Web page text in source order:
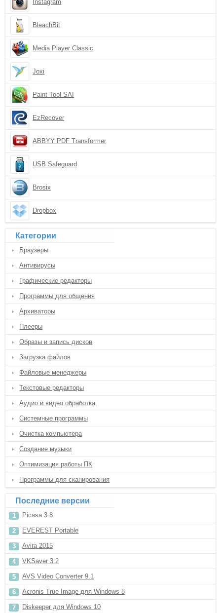
Instagram
BleachBit
Media Player Classic
Joxi
Paint Tool SAI
EzRecover
ABBYY PDF Transformer
USB Safeguard
Brosix
Dropbox
Категории
Браузеры
Антивирусы
Графические редакторы
Программы для общения
Архиваторы
Плееры
Образы и запись дисков
Загрузка файлов
Файловые менеджеры
Текстовые редакторы
Аудио и видео обработка
Системные программы
Очистка компьютера
Создание музыки
Оптимизация работы ПК
Программы для сканирования
Последние версии
Picasa 3.8
EVEREST Portable
Avira 2015
VKSaver 3.2
AVS Video Converter 9.1
Acronis True Image для Windows 8
Diskeeper для Windows 10